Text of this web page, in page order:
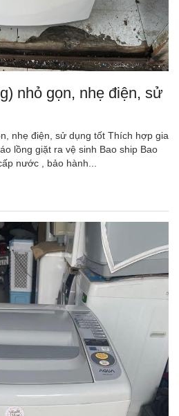
nhỏ gọn, nhẹ điện, sử
nhẹ điện, sử dụng tốt Thích hợp gia
lồng giặt ra vệ sinh Bao ship Bao
nước , bảo hành...